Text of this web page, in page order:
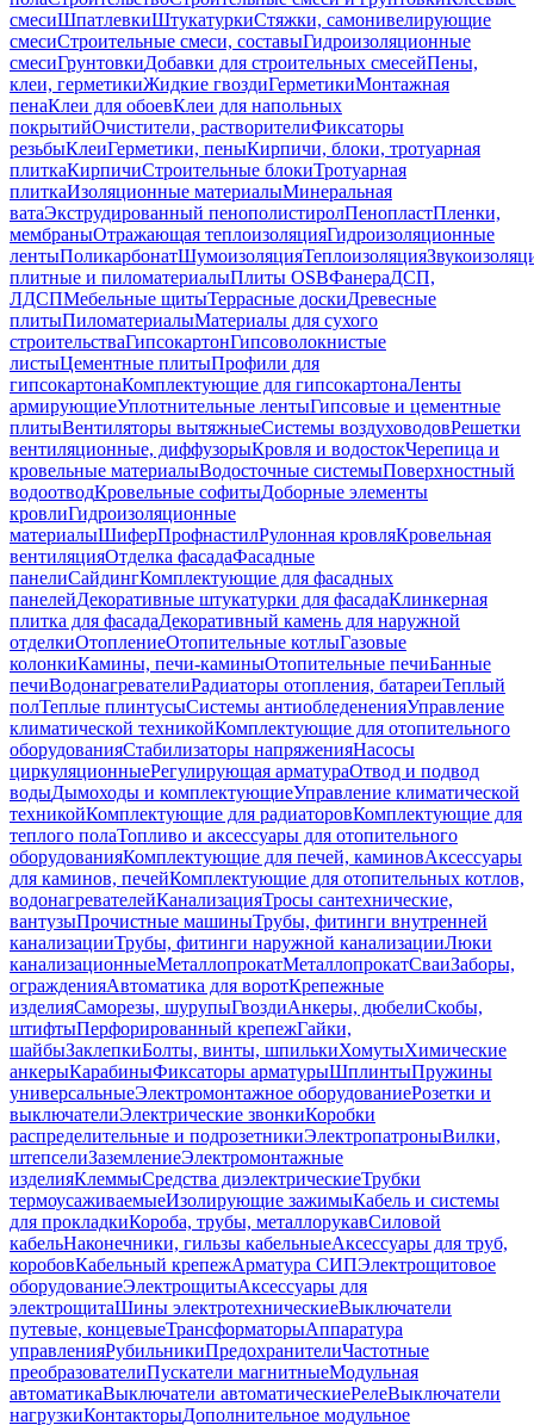
смесиШпатлевкиШтукатуркиСтяжки, самонивелирующие
смесиСтроительные смеси, составыГидроизоляционные
смесиГрунтовкиДобавки для строительных смесейПены,
клеи, герметикиЖидкие гвоздиГерметикиМонтажная
пенаКлеи для обоевКлеи для напольных
покрытийОчистители, растворителиФиксаторы
резьбыКлеиГерметики, пеныКирпичи, блоки, тротуарная
плиткаКирпичиСтроительные блокиТротуарная
плиткаИзоляционные материалыМинеральная
ватаЭкструдированный пенополистиролПенопластПленки,
мембраныОтражающая теплоизоляцияГидроизоляционные
лентыПоликарбонатШумоизоляцияТеплоизоляция
плитные и пиломатериалыПлиты OSBФанераДСП,
ЛДСПМебельные щитыТеррасные доскиДревесные
плитыПиломатериалыМатериалы для сухого
строительстваГипсокартонГипсоволокнистые
листыЦементные плитыПрофили для
гипсокартонаКомплектующие для гипсокартонаЛенты
армирующиеУплотнительные лентыГипсовые и цементные
плитыВентиляторы вытяжныеСистемы воздуховодовРешетки
вентиляционные, диффузорыКровля и водостокЧерепица и
кровельные материалыВодосточные системыПоверхностный
водоотводКровельные софитыДоборные элементы
кровлиГидроизоляционные
материалыШиферПрофнастилРулонная кровляКровельная
вентиляцияОтделка фасадаФасадные
панелиСайдингКомплектующие для фасадных
панелейДекоративные штукатурки для фасадаКлинкерная
плитка для фасадаДекоративный камень для наружной
отделкиОтоплениеОтопительные котлыГазовые
колонкиКамины, печи-каминыОтопительные печиБанные
печиВодонагревателиРадиаторы отопления, батареиТеплый
полТеплые плинтусыСистемы антиобледененияУправление
климатической техникойКомплектующие для отопительного
оборудованияСтабилизаторы напряженияНасосы
циркуляционныеРегулирующая арматураОтвод и подвод
водыДымоходы и комплектующиеУправление климатической
техникойКомплектующие для радиаторовКомплектующие для
теплого полаТопливо и аксессуары для отопительного
оборудованияКомплектующие для печей, каминовАксессуары
для каминов, печейКомплектующие для отопительных котлов,
водонагревателейКанализацияТросы сантехнические,
вантузыПрочистные машиныТрубы, фитинги внутренней
канализацииТрубы, фитинги наружной канализацииЛюки
канализационныеМеталлопрокатМеталлопрокатСваиЗаборы,
огражденияАвтоматика для воротКрепежные
изделияСаморезы, шурупыГвоздиАнкеры, дюбелиСкобы,
штифтыПерфорированный крепежГайки,
шайбыЗаклепкиБолты, винты, шпилькиХомутыХимические
анкерыКарабиныФиксаторы арматурыШплинтыПружины
универсальныеЭлектромонтажное оборудованиеРозетки и
выключателиЭлектрические звонкиКоробки
распределительные и подрозетникиЭлектропатроныВилки,
штепселиЗаземлениеЭлектромонтажные
изделияКлеммыСредства диэлектрическиеТрубки
термоусаживаемыеИзолирующие зажимыКабель и системы
для прокладкиКороба, трубы, металлорукавСиловой
кабельНаконечники, гильзы кабельныеАксессуары для труб,
коробовКабельный крепежАрматура СИПЭлектрощитовое
оборудованиеЭлектрощитыАксессуары для
электрощитаШины электротехническиеВыключатели
путевые, концевыеТрансформаторыАппаратура
управленияРубильникиПредохранителиЧастотные
преобразователиПускатели магнитныеМодульная
автоматикаВыключатели автоматическиеРелеВыключатели
нагрузкиКонтакторыДополнительное модульное